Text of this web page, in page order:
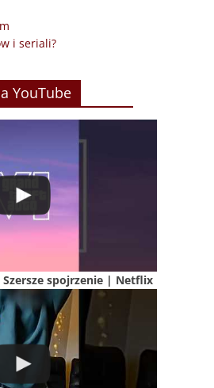
i seriali?
YouTube
spojrzenie | Netflix